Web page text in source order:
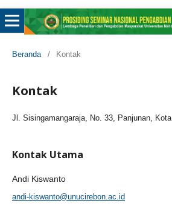
Beranda / Kontak
Kontak
Jl. Sisingamangaraja, No. 33, Panjunan,
Kontak Utama
Andi Kiswanto
andi-kiswanto@unucirebon.ac.id